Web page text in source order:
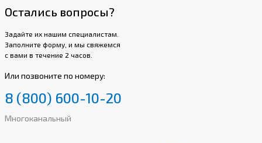
Остались вопросы?
Задайте их нашим специалистам.
Заполните форму, и мы свяжемся
с вами в течение 2 часов.
Или позвоните по номеру:
8 (800) 600-10-20
Многоканальный